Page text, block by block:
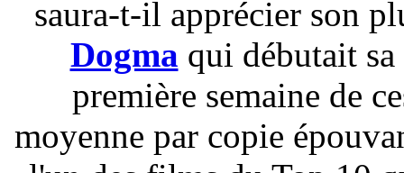
saura-t-il apprécier son
Dogma qui débutait
première semaine de
moyenne par copie